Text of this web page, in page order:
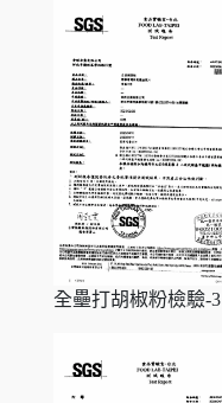
全壘打胡椒粉檢驗-3